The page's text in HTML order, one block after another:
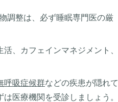
調整は、必ず睡眠専門医の厳
、カフェインマネジメント、
呼吸症候群などの疾患が隠れて
医療機関を受診しましょう。